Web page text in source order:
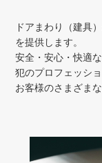
ドアまわり（建具
を提供します。
安全・安心・快適
犯のプロフェッシ
お客様のさまざま